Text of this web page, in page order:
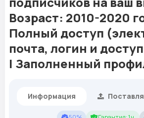
Возраст: 2010-2020
Полный доступ
почта, логин и
| Заполненный
Информация